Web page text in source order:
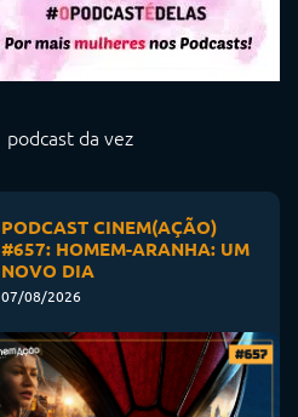
podcast da vez
PODCAST CINEM(AÇÃO)
#657: HOMEM-ARANHA: UM
NOVO DIA
07/08/2026